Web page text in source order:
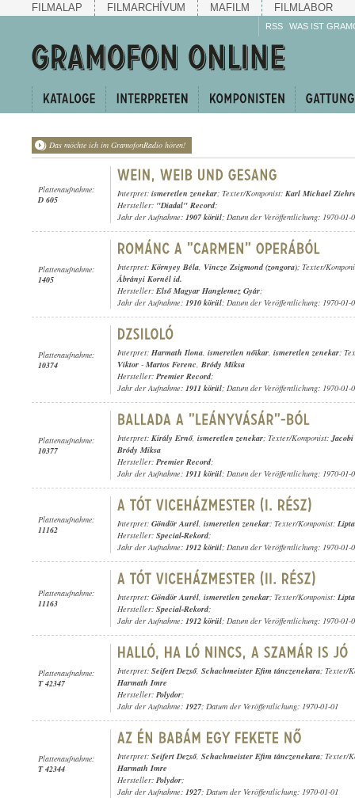
FILMALAP FILMARCHÍVUM MAFILM FILMLABOR
RSS WAS IST
Das möchte ich im GramofonRadio hören!
Plattenaufnahme:
D 605
Interpret: ismeretlen zenekar; Texter/Komponist: Karl Michael
Hersteller: "Diadal" Record;
Jahr der Aufnahme: 1907 körül; Datum der Veröffentlichung: 1970-01-
Plattenaufnahme:
1405
Interpret: Környey Béla, Vincze Zsigmond (zongora); Texter/
Ábrányi Kornél id.
Hersteller: Első Magyar Hanglemez Gyár;
Jahr der Aufnahme: 1910 körül; Datum der Veröffentlichung: 1970-01-
Plattenaufnahme:
10374
Interpret: Harmath Ilona, ismeretlen nőikar, ismeretlen zenekar;
Viktor - Martos Ferenc, Bródy Miksa
Hersteller: Premier Record;
Jahr der Aufnahme: 1911 körül; Datum der Veröffentlichung: 1970-01-
Plattenaufnahme:
10377
Interpret: Király Ernő, ismeretlen zenekar; Texter/Komponist:
Bródy Miksa
Hersteller: Premier Record;
Jahr der Aufnahme: 1911 körül; Datum der Veröffentlichung: 1970-01-
Plattenaufnahme:
11162
Interpret: Göndör Aurél, ismeretlen zenekar; Texter/Komponist:
Hersteller: Special-Rekord;
Jahr der Aufnahme: 1912 körül; Datum der Veröffentlichung: 1970-01-
Plattenaufnahme:
11163
Interpret: Göndör Aurél, ismeretlen zenekar; Texter/Komponist:
Hersteller: Special-Rekord;
Jahr der Aufnahme: 1912 körül; Datum der Veröffentlichung: 1970-01-
Plattenaufnahme:
T 42347
Interpret: Seifert Dezső, Schachmeister Efim tánczenekara; Texter/
Harmath Imre
Hersteller: Polydor;
Jahr der Aufnahme: 1927; Datum der Veröffentlichung: 1970-01-01
Plattenaufnahme:
T 42344
Interpret: Seifert Dezső, Schachmeister Efim tánczenekara; Texter/
Harmath Imre
Hersteller: Polydor;
Jahr der Aufnahme: 1927; Datum der Veröffentlichung: 1970-01-01